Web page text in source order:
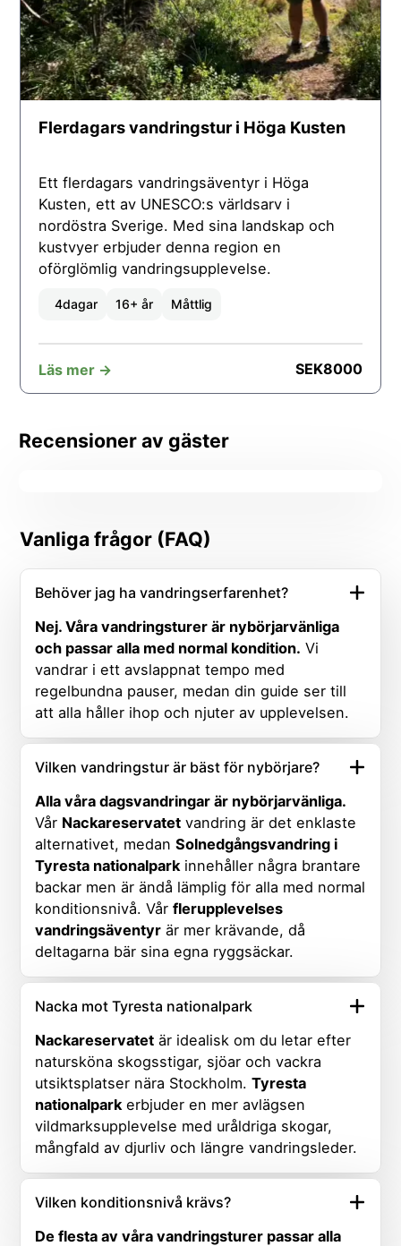
Flerdagars vandringstur i Höga Kusten
Ett flerdagars vandringsäventyr i Höga
Kusten, ett av UNESCO:s världsarv i
nordöstra Sverige. Med sina landskap och
kustvyer erbjuder denna region en
oförglömlig vandringsupplevelse.
4dagar 16+ år Måttlig
Läs mer -> SEK8000
Recensioner av gäster
Vanliga frågor (FAQ)
Behöver jag ha vandringserfarenhet?
Nej. Våra vandringsturer är nybörjarvänliga
och passar alla med normal kondition. Vi
vandrar i ett avslappnat tempo med
regelbundna pauser, medan din guide ser till
att alla håller ihop och njuter av upplevelsen.
Vilken vandringstur är bäst för nybörjare?
Alla våra dagsvandringar är nybörjarvänliga.
Vår Nackareservatet vandring är det enklaste
alternativet, medanSolnedgångsvandring i
Tyresta nationalpark innehåller några brantare
backar men är ändå lämplig för alla med normal
konditionsnivå. Vårflerupplevelses
vandringsäventyr är mer krävande, då
deltagarna bär sina egna ryggsäckar.
Nacka mot Tyresta nationalpark
Nackareservatet är idealisk om du letar efter
natursköna skogsstigar, sjöar och vackra
utsiktsplatser nära Stockholm.Tyresta
nationalpark erbjuder en mer avlägsen
vildmarksupplevelse med uråldriga skogar,
mångfald av djurliv och längre vandringsleder.
Vilken konditionsnivå krävs?
De flesta av våra vandringsturer passar alla